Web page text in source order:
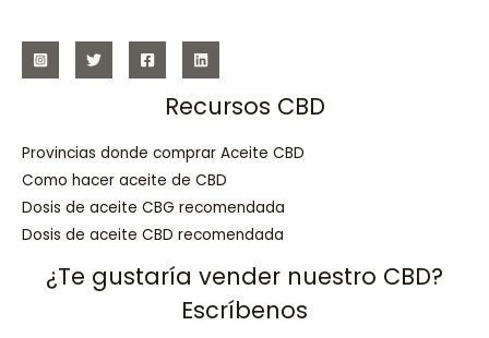
Recursos CBD
Provincias donde comprar Aceite CBD
Como hacer aceite de CBD
Dosis de aceite CBG recomendada
Dosis de aceite CBD recomendada
¿Te gustaría vender nuestro CBD?
Escríbenos